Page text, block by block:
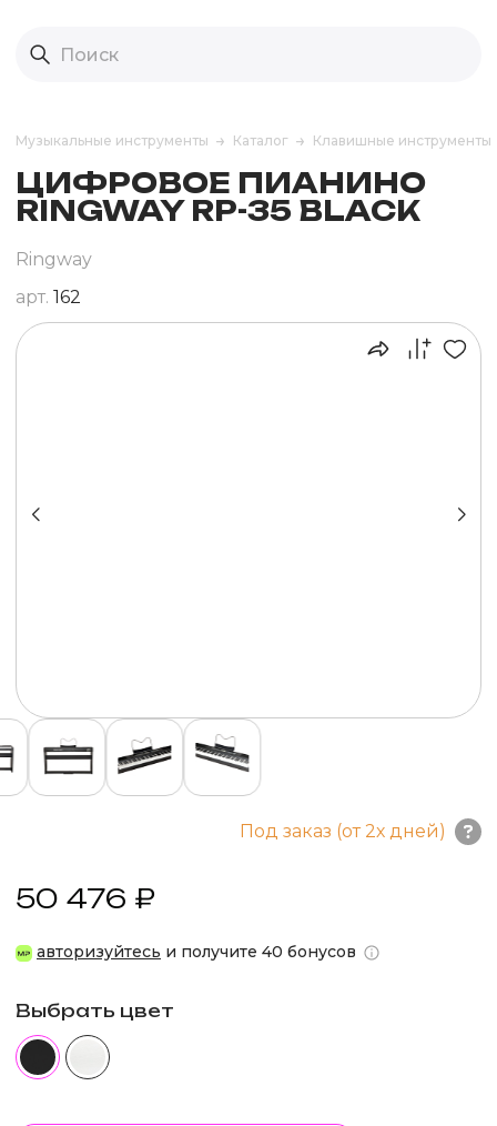
Музыкальные инструменты Каталог Клавишные инструменты
ЦИФРОВОЕ ПИАНИНО
RINGWAY RP-35 BLACK
Ringway
арт. 162
Под заказ (от 2х дней)
50 476 ₽
авторизуйтесь и получите 40 бонусов
Выбрать цвет